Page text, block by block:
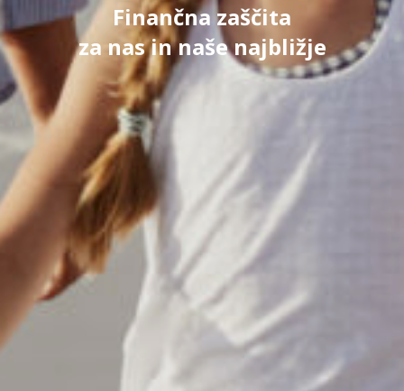
Finančna zaščita
za nas in naše najbližje